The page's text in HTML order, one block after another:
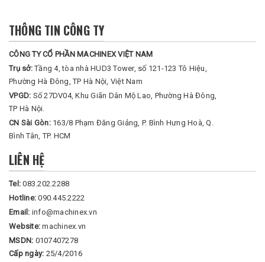
THÔNG TIN CÔNG TY
CÔNG TY CỔ PHẦN MACHINEX VIỆT NAM
Trụ sở:Tầng 4, tòa nhà HUD3 Tower, số 121-123 Tô Hiệu,
Phường Hà Đông, TP Hà Nội, Việt Nam
VPGD: Số 27DV04, Khu Giãn Dân Mộ Lao, Phường Hà Đông,
TP Hà Nội.
CN Sài Gòn: 163/8 Phạm Đăng Giảng, P. Bình Hưng Hoà, Q.
Bình Tân, TP. HCM
LIÊN HỆ
Tel:083.202.2288
Hotline:090.445.2222
Email: info@machinex.vn
Website:machinex.vn
MSDN: 0107407278
Cấp ngày: 25/4/2016